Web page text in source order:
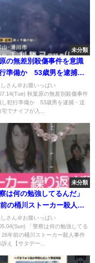
未分類
の無差別殺傷事件を意識
準備か 53歳男を逮捕・
自宅でナイフが入ったリ
サック見つかる 富山｜
DIG
さん＠お腹いっぱい
秋葉原の無差別殺傷事件
し犯行準備か 53歳男を逮捕・送
でナイフが入...
未分類
察は何の勉強してるんだ」
の桶川ストーカー殺人事
の訴え【サタデーステー
】(2025年5月3日)
さん＠お腹いっぱい
「警察は何の勉強してる
26年前の桶川ストーカー殺人事件
え【サタデー...